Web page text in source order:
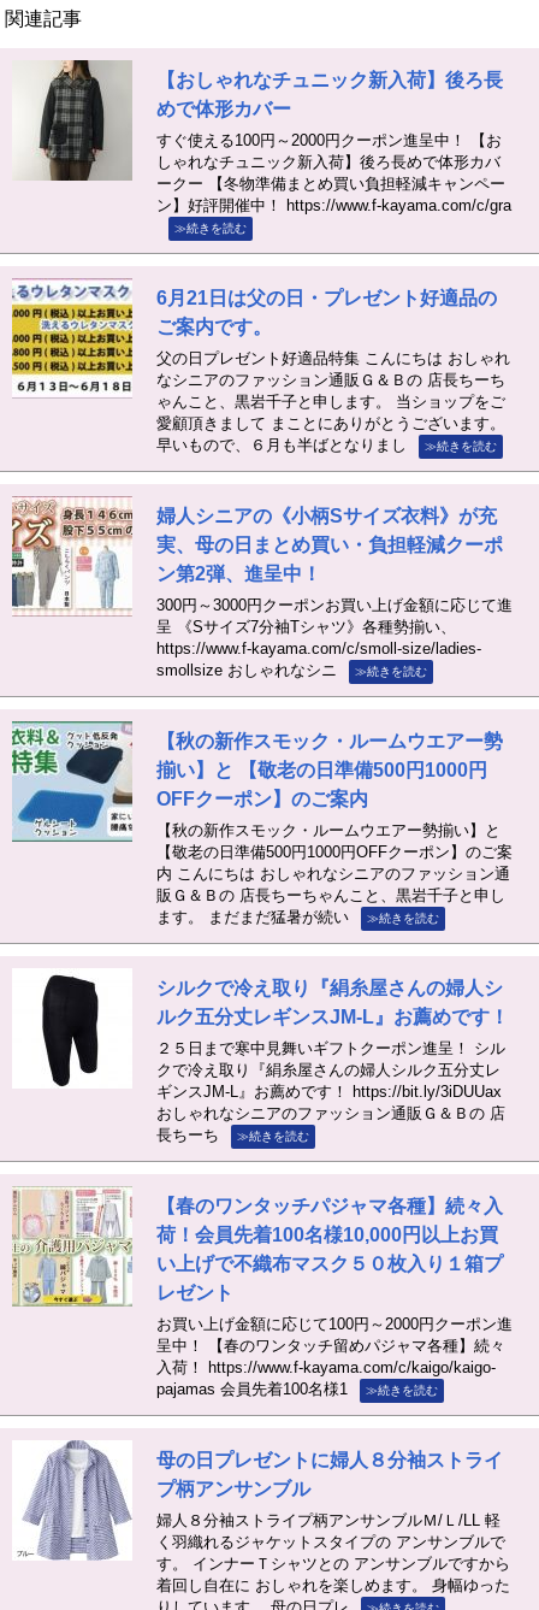
関連記事
【おしゃれなチュニック新入荷】後ろ長
めで体形カバー
すぐ使える100円～2000円クーポン進呈中！ 【お
しゃれなチュニック新入荷】後ろ長めで体形カバ
ークー 【冬物準備まとめ買い負担軽減キャンペー
ン】好評開催中！ https://www.f-kayama.com/c/gra
≫続きを読む
6月21日は父の日・プレゼント好適品の
ご案内です。
父の日プレゼント好適品特集 こんにちは おしゃれ
なシニアのファッション通販Ｇ＆Ｂの 店長ちーち
ゃんこと、黒岩千子と申します。 当ショップをご
愛顧頂きまして まことにありがとうございます。
早いもので、６月も半ばとなりまし
≫続きを読む
婦人シニアの《小柄Sサイズ衣料》が充
実、母の日まとめ買い・負担軽減クーポ
ン第2弾、進呈中！
300円～3000円クーポンお買い上げ金額に応じて進
呈 《Sサイズ7分袖Tシャツ》各種勢揃い、
https://www.f-kayama.com/c/smoll-size/ladies-
smollsize おしゃれなシニ
≫続きを読む
【秋の新作スモック・ルームウエアー勢
揃い】と 【敬老の日準備500円1000円
OFFクーポン】のご案内
【秋の新作スモック・ルームウエアー勢揃い】と
【敬老の日準備500円1000円OFFクーポン】のご案
内 こんにちは おしゃれなシニアのファッション通
販Ｇ＆Ｂの 店長ちーちゃんこと、黒岩千子と申し
ます。 まだまだ猛暑が続い
≫続きを読む
シルクで冷え取り『絹糸屋さんの婦人シ
ルク五分丈レギンスJM-L』お薦めです！
２５日まで寒中見舞いギフトクーポン進呈！ シル
クで冷え取り『絹糸屋さんの婦人シルク五分丈レ
ギンスJM-L』お薦めです！ https://bit.ly/3iDUUax
おしゃれなシニアのファッション通販Ｇ＆Ｂの 店
長ちーち
≫続きを読む
【春のワンタッチパジャマ各種】続々入
荷！会員先着100名様10,000円以上お買
い上げで不織布マスク５０枚入り１箱プ
レゼント
お買い上げ金額に応じて100円～2000円クーポン進
呈中！ 【春のワンタッチ留めパジャマ各種】続々
入荷！ https://www.f-kayama.com/c/kaigo/kaigo-
pajamas 会員先着100名様1
≫続きを読む
母の日プレゼントに婦人８分袖ストライ
プ柄アンサンブル
婦人８分袖ストライプ柄アンサンブルＭ/Ｌ/LL 軽
く羽織れるジャケットスタイプの アンサンブルで
す。 インナーＴシャツとの アンサンブルですから
着回し自在に おしゃれを楽しめます。 身幅ゆった